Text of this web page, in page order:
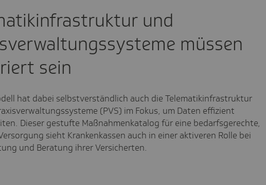
und
müssen
sein
hat dabei selbstverständlich auch die Telematikinfrastruktur
(PVS) im Fokus, um Daten effizient
Dieser gestufte Maßnahmenkatalog für eine bedarfsgerechte,
sieht Krankenkassen auch in einer aktiveren Rolle bei
und Beratung ihrer Versicherten.